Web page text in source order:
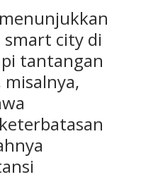
city di
tantangan
misalnya,